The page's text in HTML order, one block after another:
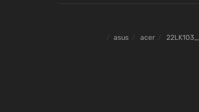
asus acer